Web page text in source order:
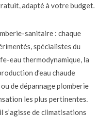
adapté à votre budget.
sanitaire : chaque
spécialistes du
eau thermodynamique, la
d’eau chaude
de dépannage plomberie
les plus pertinentes.
s’agisse de climatisations